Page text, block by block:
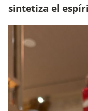
sintetiza el